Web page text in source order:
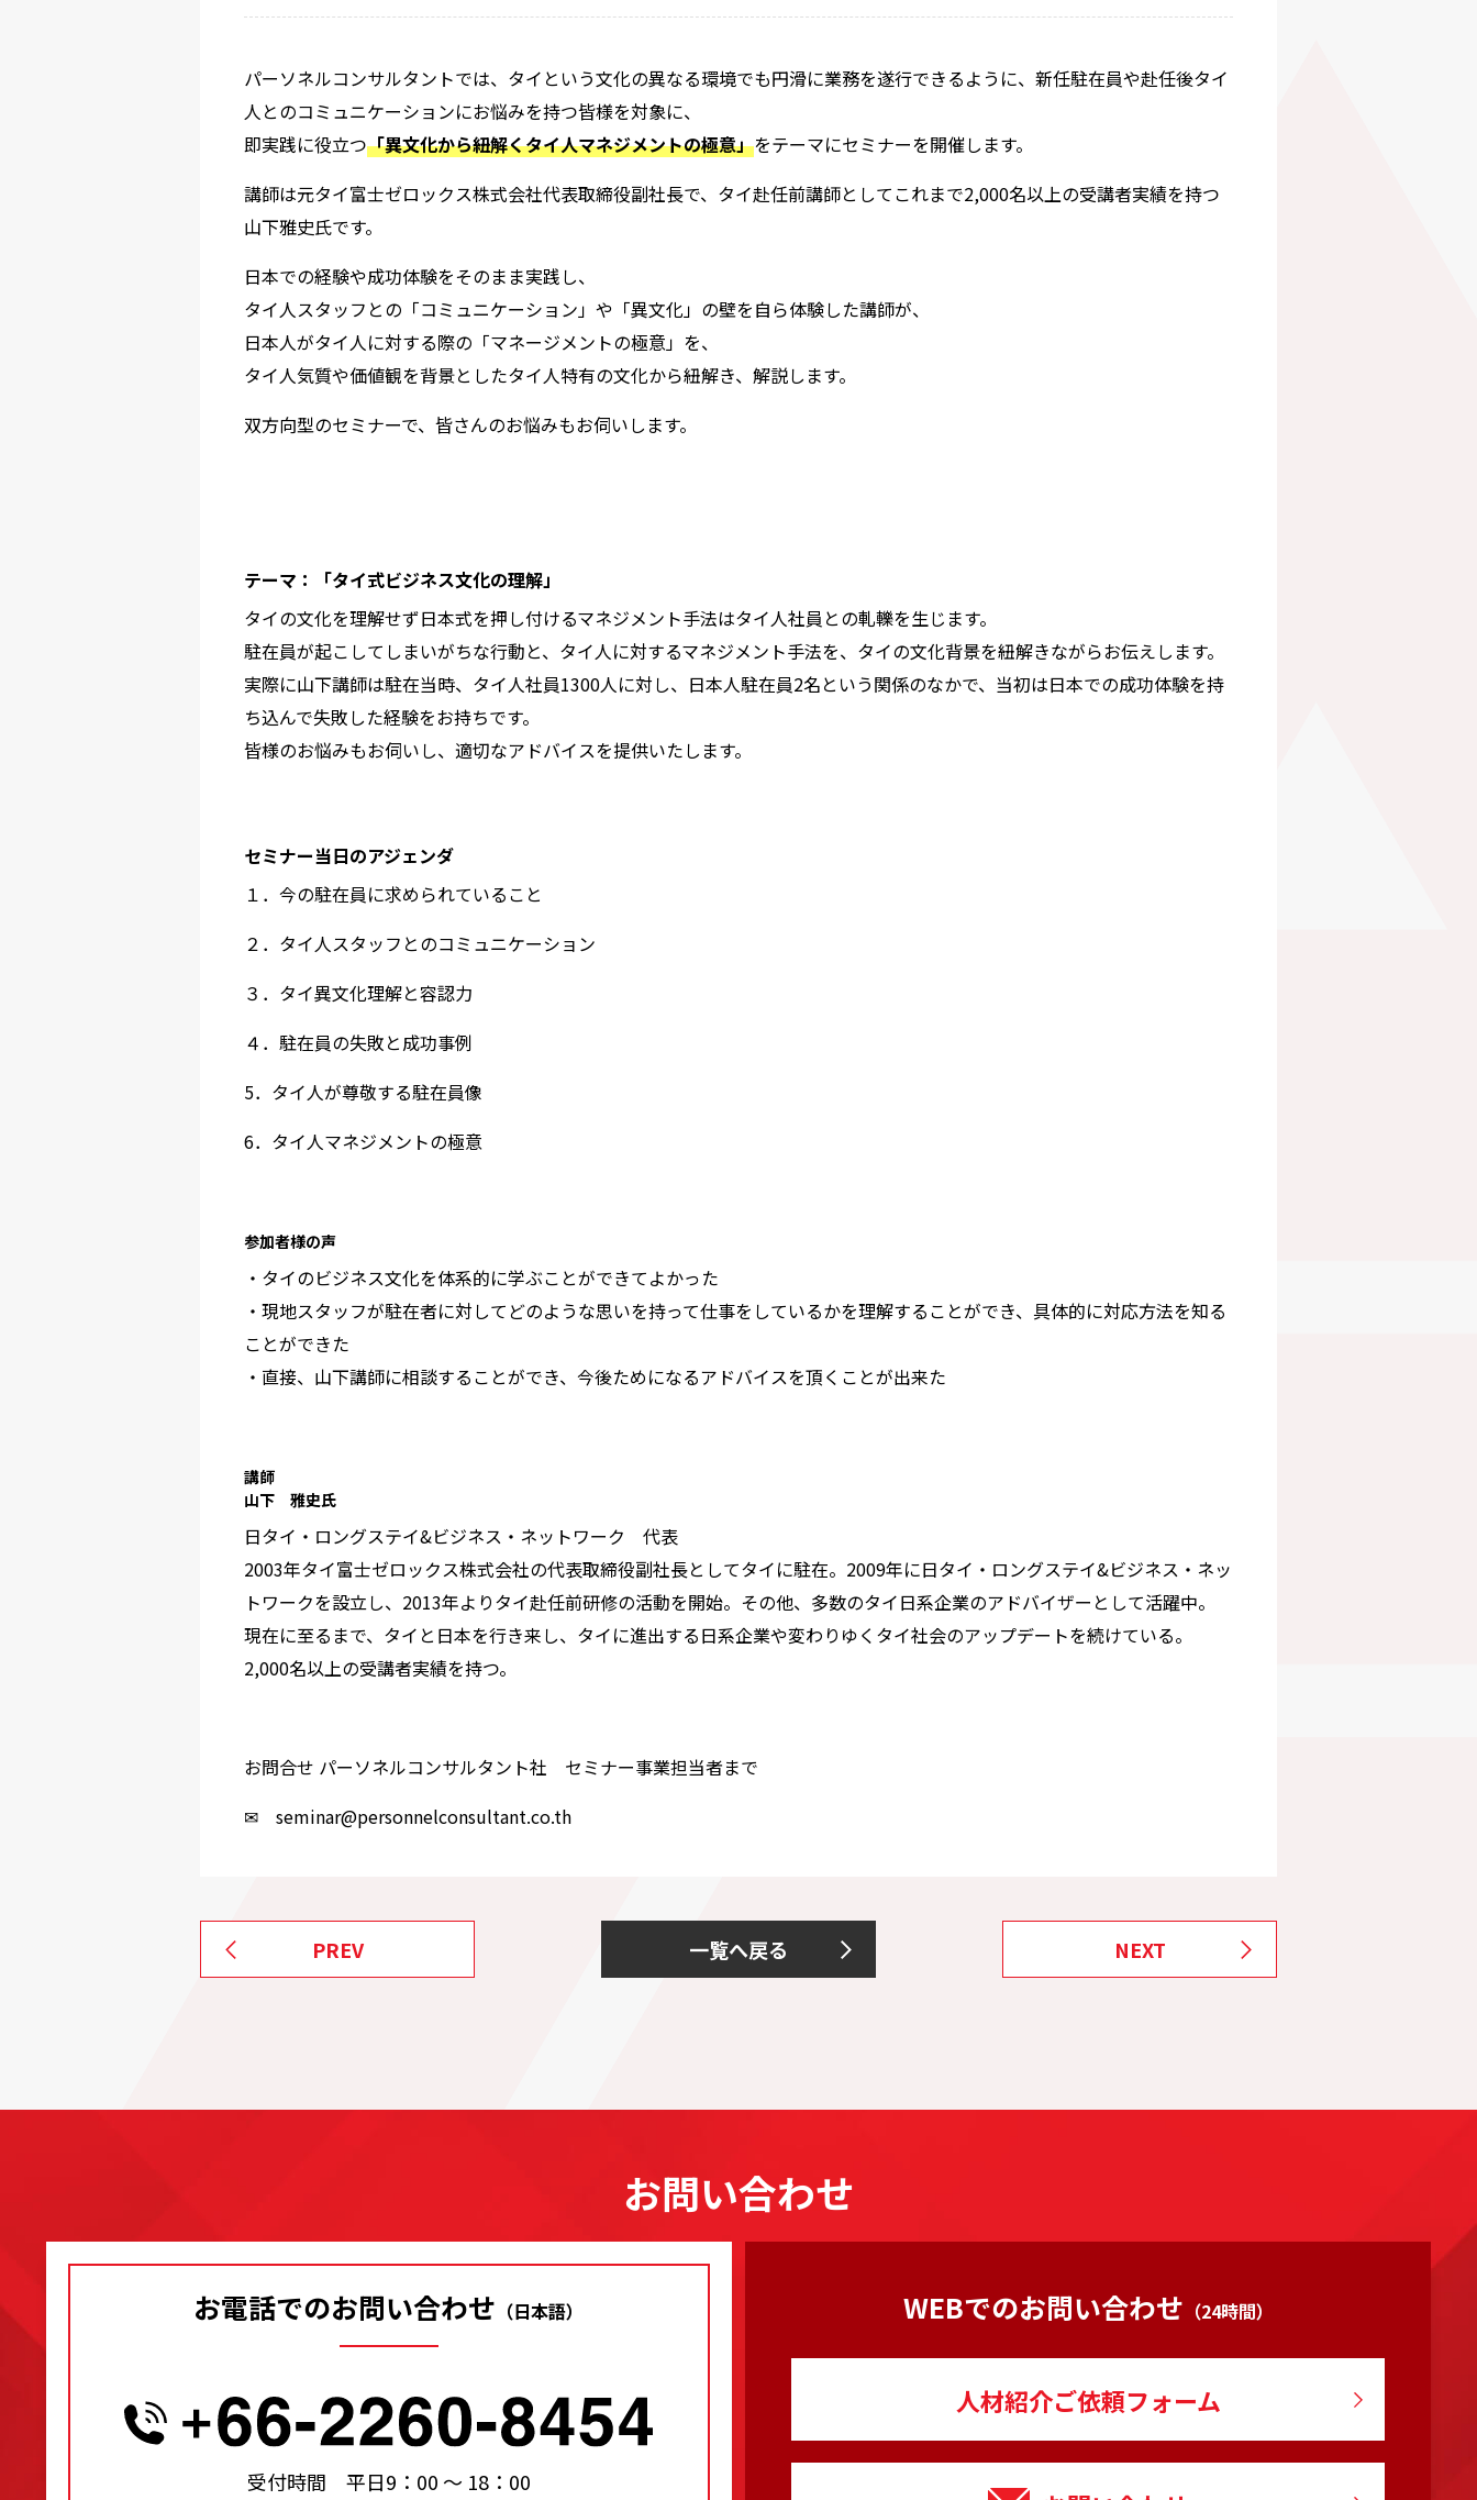
パーソネルコンサルタントでは、タイという文化の異なる環境でも円滑に業務を遂行できるように、新任駐在員や赴任後タイ
人とのコミュニケーションにお悩みを持つ皆様を対象に、
即実践に役立つ「異文化から紐解くタイ人マネジメントの極意」をテーマにセミナーを開催します。
講師は元タイ富士ゼロックス株式会社代表取締役副社長で、タイ赴任前講師としてこれまで2,000名以上の受講者実績を持つ
山下雅史氏です。
日本での経験や成功体験をそのまま実践し、
タイ人スタッフとの「コミュニケーション」や「異文化」の壁を自ら体験した講師が、
日本人がタイ人に対する際の「マネージメントの極意」を、
タイ人気質や価値観を背景としたタイ人特有の文化から紐解き、解説します。
双方向型のセミナーで、皆さんのお悩みもお伺いします。
テーマ：「タイ式ビジネス文化の理解」
タイの文化を理解せず日本式を押し付けるマネジメント手法はタイ人社員との軋轢を生じます。
駐在員が起こしてしまいがちな行動と、タイ人に対するマネジメント手法を、タイの文化背景を紐解きながらお伝えします。
実際に山下講師は駐在当時、タイ人社員1300人に対し、日本人駐在員2名という関係のなかで、当初は日本での成功体験を持
ち込んで失敗した経験をお持ちです。
皆様のお悩みもお伺いし、適切なアドバイスを提供いたします。
セミナー当日のアジェンダ
１．今の駐在員に求められていること
２．タイ人スタッフとのコミュニケーション
３．タイ異文化理解と容認力
４．駐在員の失敗と成功事例
5．タイ人が尊敬する駐在員像
6．タイ人マネジメントの極意
参加者様の声
・タイのビジネス文化を体系的に学ぶことができてよかった
・現地スタッフが駐在者に対してどのような思いを持って仕事をしているかを理解することができ、具体的に対応方法を知る
ことができた
・直接、山下講師に相談することができ、今後ためになるアドバイスを頂くことが出来た
講師
山下 雅史氏
日タイ・ロングステイ&ビジネス・ネットワーク 代表
2003年タイ富士ゼロックス株式会社の代表取締役副社長としてタイに駐在。2009年に日タイ・ロングステイ&ビジネス・ネッ
トワークを設立し、2013年よりタイ赴任前研修の活動を開始。その他、多数のタイ日系企業のアドバイザーとして活躍中。
現在に至るまで、タイと日本を行き来し、タイに進出する日系企業や変わりゆくタイ社会のアップデートを続けている。
2,000名以上の受講者実績を持つ。
お問合せ パーソネルコンサルタント社 セミナー事業担当者まで
✉ seminar@personnelconsultant.co.th
PREV 一覧へ戻る NEXT
お問い合わせ
お電話でのお問い合わせ （日本語）
受付時間 平日9：00 〜 18：00
WEBでのお問い合わせ （24時間）
人材紹介ご依頼フォーム